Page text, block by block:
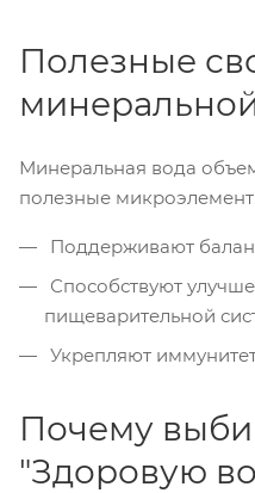
Полезные
Минеральная вода
полезные
Поддерживают
Способствуют
пищеварительной
Укрепляют
Почему
"Здоровую